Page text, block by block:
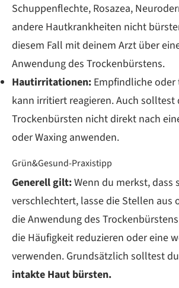
Schuppenflechte, Rosazea,
andere Hautkrankheiten nicht
diesem Fall mit deinem Arzt über
Anwendung des Trockenbürstens.
Hautirritationen: Empfindliche
kann irritiert reagieren. Auch solltest
Trockenbürsten nicht direkt nach
oder Waxing anwenden.
Grün&Gesund-Praxistipp
Generell gilt:Wenn du merkst, dass
verschlechtert, lasse die Stellen aus
die Anwendung des
die Häufigkeit reduzieren oder eine
verwenden. Grundsätzlich solltest du
intakte Haut bürsten.